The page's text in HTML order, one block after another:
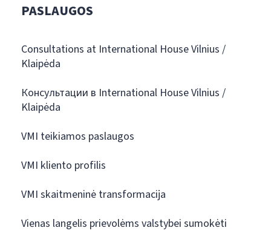
PASLAUGOS
Consultations at International House Vilnius /
Klaipėda
Консультации в International House Vilnius /
Klaipėda
VMI teikiamos paslaugos
VMI kliento profilis
VMI skaitmeninė transformacija
Vienas langelis prievolėms valstybei sumokėti